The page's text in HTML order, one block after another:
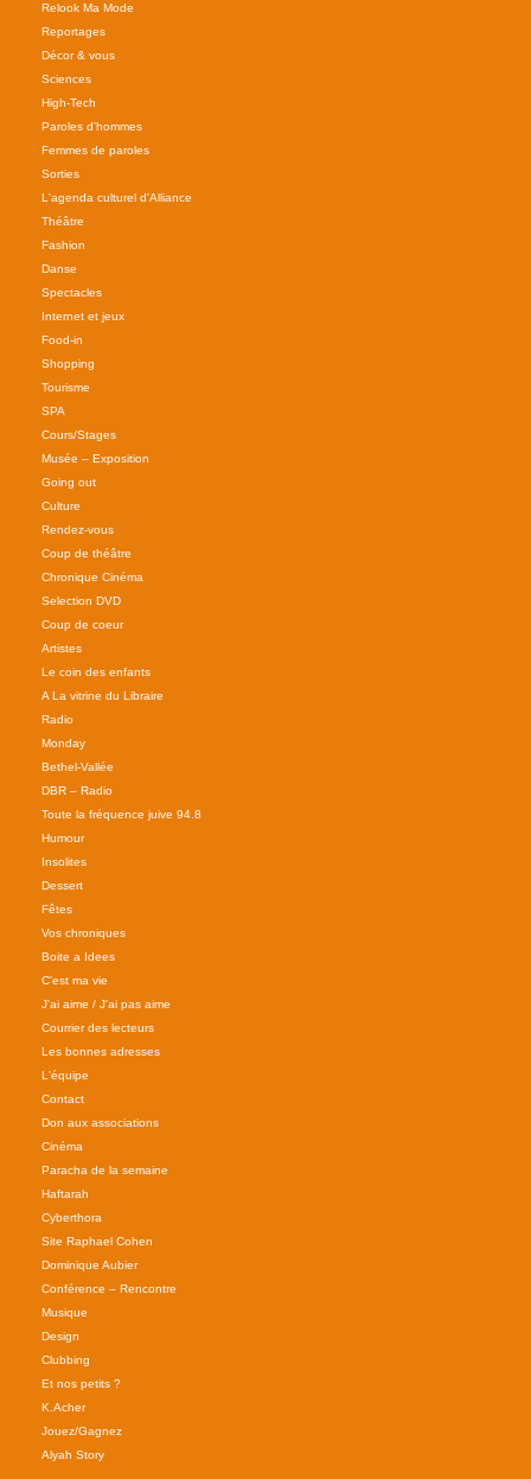
Relook Ma Mode
Reportages
Décor & vous
Sciences
High-Tech
Paroles d'hommes
Femmes de paroles
Sorties
L'agenda culturel d'Alliance
Théâtre
Fashion
Danse
Spectacles
Internet et jeux
Food-in
Shopping
Tourisme
SPA
Cours/Stages
Musée – Exposition
Going out
Culture
Rendez-vous
Coup de théâtre
Chronique Cinéma
Selection DVD
Coup de coeur
Artistes
Le coin des enfants
A La vitrine du Libraire
Radio
Monday
Bethel-Vallée
DBR – Radio
Toute la fréquence juive 94.8
Humour
Insolites
Dessert
Fêtes
Vos chroniques
Boite a Idees
C'est ma vie
J'ai aime / J'ai pas aime
Courrier des lecteurs
Les bonnes adresses
L'équipe
Contact
Don aux associations
Cinéma
Paracha de la semaine
Haftarah
Cyberthora
Site Raphael Cohen
Dominique Aubier
Conférence – Rencontre
Musique
Design
Clubbing
Et nos petits ?
K.Acher
Jouez/Gagnez
Alyah Story